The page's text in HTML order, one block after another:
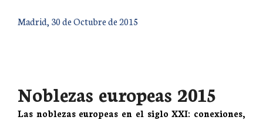
Madrid, 30 de Octubre de 2015
Noblezas europeas 2015
Las noblezas europeas en el siglo XXI: conexiones,